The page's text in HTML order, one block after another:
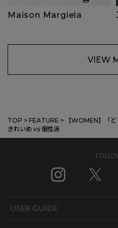
Maison Margiela
VIEW
TOP > FEATURE >
【WOMEN】「ど
きれいめ vs 個性派
USER GUIDE